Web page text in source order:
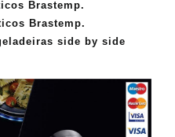
Brastemp.
Brastemp.
side by side